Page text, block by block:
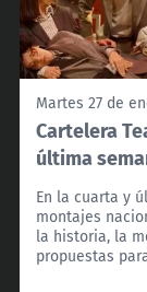
Martes 27 de
Cartelera
última
En la cuarta y
montajes
la historia, la
propuestas